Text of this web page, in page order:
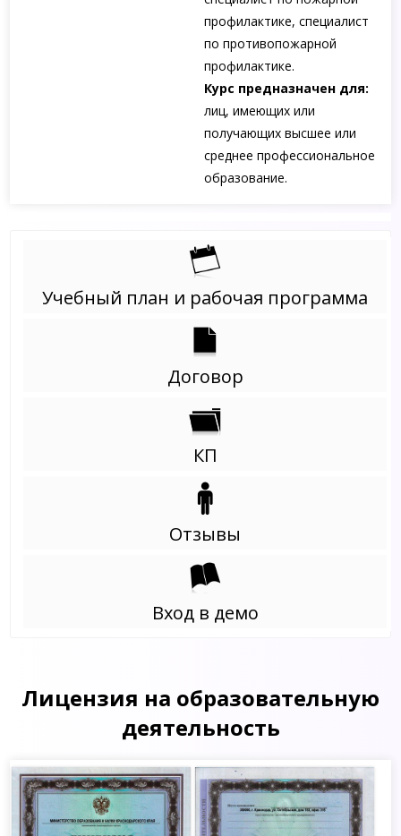
профилактике, специалист
по противопожарной
профилактике.
Курс предназначен для:
лиц, имеющих или
получающих высшее или
среднее профессиональное
образование.
Учебный план и рабочая программа
Договор
КП
Отзывы
Вход в демо
Лицензия на образовательную
деятельность